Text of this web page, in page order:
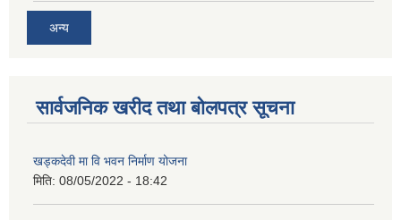
अन्य
सार्वजनिक खरीद तथा बोलपत्र सूचना
खड्कदेवी मा वि भवन निर्माण योजना
मिति: 08/05/2022 - 18:42